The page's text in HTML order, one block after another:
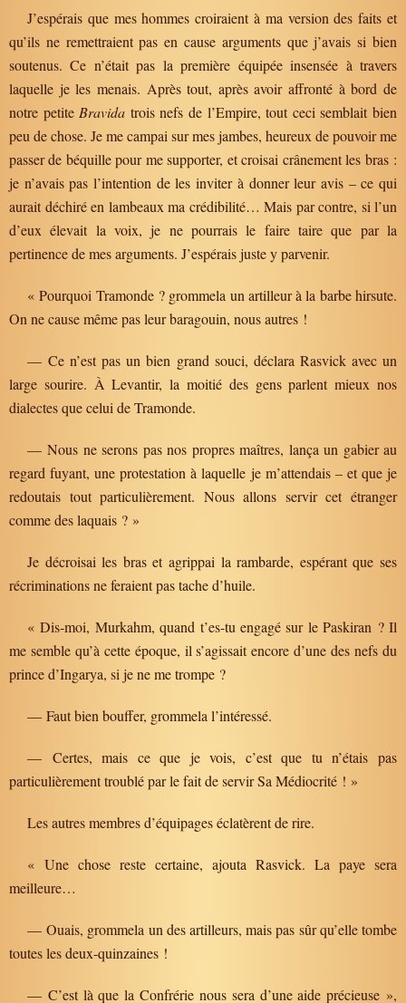
J’espérais que mes hommes croiraient à ma version des faits et
qu’ils ne remettraient pas en cause arguments que j’avais si bien
soutenus. Ce n’était pas la première équipée insensée à travers
laquelle je les menais. Après tout, après avoir affronté à bord de
notre petite Bravida trois nefs de l’Empire, tout ceci semblait bien
peu de chose. Je me campai sur mes jambes, heureux de pouvoir me
passer de béquille pour me supporter, et croisai crânement les bras :
je n’avais pas l’intention de les inviter à donner leur avis – ce qui
aurait déchiré en lambeaux ma crédibilité… Mais par contre, si l’un
d’eux élevait la voix, je ne pourrais le faire taire que par la
pertinence de mes arguments. J’espérais juste y parvenir.
« Pourquoi Tramonde ? grommela un artilleur à la barbe hirsute.
On ne cause même pas leur baragouin, nous autres !
— Ce n’est pas un bien grand souci, déclara Rasvick avec un
large sourire. À Levantir, la moitié des gens parlent mieux nos
dialectes que celui de Tramonde.
— Nous ne serons pas nos propres maîtres, lança un gabier au
regard fuyant, une protestation à laquelle je m’attendais – et que je
redoutais tout particulièrement. Nous allons servir cet étranger
comme des laquais ? »
Je décroisai les bras et agrippai la rambarde, espérant que ses
récriminations ne feraient pas tache d’huile.
« Dis-moi, Murkahm, quand t’es-tu engagé sur le Paskiran ? Il
me semble qu’à cette époque, il s’agissait encore d’une des nefs du
prince d’Ingarya, si je ne me trompe ?
— Faut bien bouffer, grommela l’intéressé.
— Certes, mais ce que je vois, c’est que tu n’étais pas
particulièrement troublé par le fait de servir Sa Médiocrité ! »
Les autres membres d’équipages éclatèrent de rire.
« Une chose reste certaine, ajouta Rasvick. La paye sera
meilleure…
— Ouais, grommela un des artilleurs, mais pas sûr qu’elle tombe
toutes les deux-quinzaines !
— C’est là que la Confrérie nous sera d’une aide précieuse »,